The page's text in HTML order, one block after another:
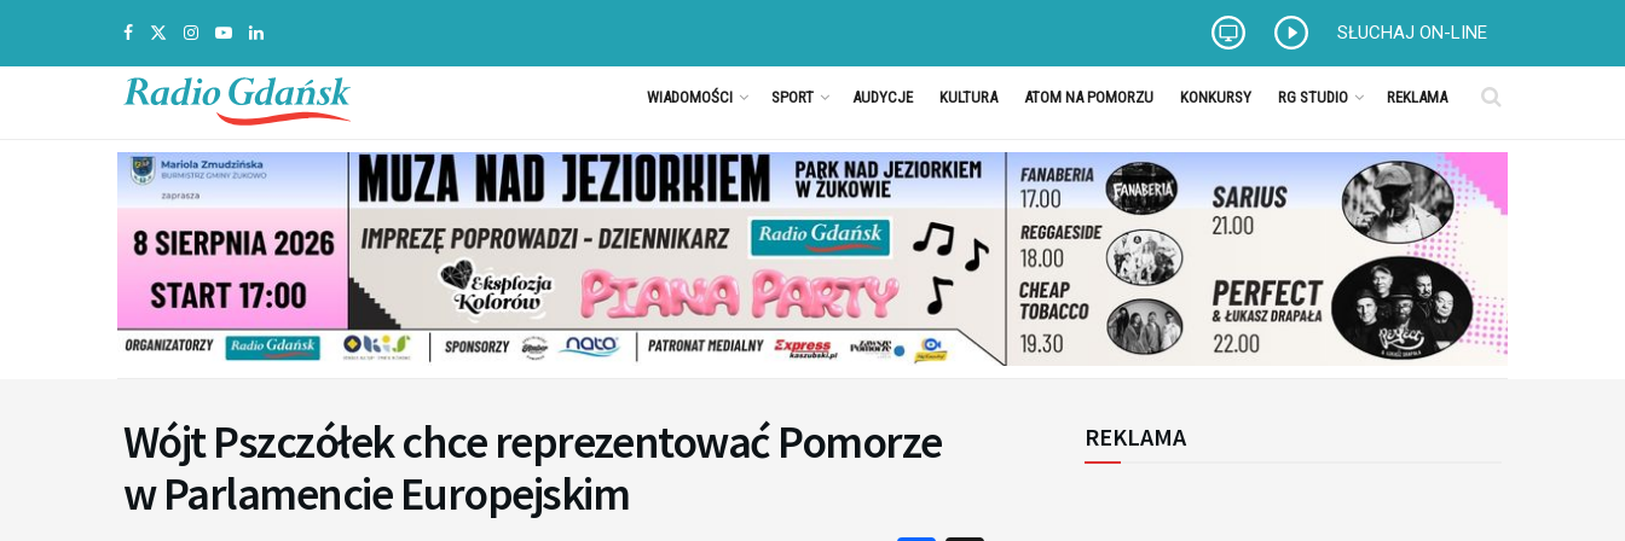
SŁUCHAJ ON-LINE
WIADOMOŚCI SPORT AUDYCJE KULTURA ATOM NA POMORZU KONKURSY RG STUDIO REKLAMA
Wójt Pszczółek chce reprezentować Pomorze
w Parlamencie Europejskim
REKLAMA